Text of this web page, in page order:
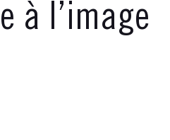
à l’image